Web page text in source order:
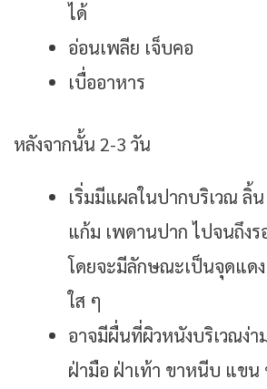
ได้
อ่อนเพลีย เจ็บคอ
เบื่ออาหาร
หลังจากนั้น 2-3 วัน
เริ่มมีแผลในปากบริเวณ ลิ้น
แก้ม เพดานปาก ไปจนถึง
โดยจะมีลักษณะเป็นจุดแด
ใส ๆ
อาจมีผื่นที่ผิวหนังบริเวณง่า
ฝ่ามือ ฝ่าเท้า ขาหนีบ แขน